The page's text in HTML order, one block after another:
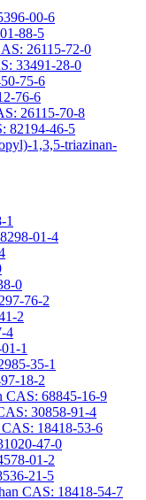
00-6
88-5
26115-72-0
33491-28-0
75-6
76-6
26115-70-8
82194-46-5
1,3,5-triazinan-
1
01-4
0
76-2
2
4
1
35-1
18-2
CAS: 68845-16-9
30858-91-4
18418-53-6
47-0
01-2
21-5
CAS: 18418-54-7